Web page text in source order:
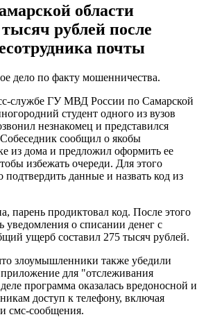
опасность
зона отдыха у воды
"Важно отмечать тех, кто всей душой и
Самарскую область и вносит большой
движения шести автобусов с 8 до 12
транспорт в день матча КС
маршруты дачных автобусов №
в Минпромторге Самарской области
дорожают летом
крышу "заброшки" 7 августа
порядок размещения эмблем
в избирательных бюллетенях
области
рублей после
почты
дело по факту мошенничества.
ГУ МВД России по Самарской
студент одного из вузов
незнакомец и представился
сообщил о якобы
из дома и предложил оформить ее
избежать очереди. Для этого
данные и назвать код из
парень продиктовал код. После этого
уведомления о списании денег с
ущерб составил 275 тысяч рублей.
злоумышленники также убедили
приложение для "отслеживания
программа оказалась вредоносной и
доступ к телефону, включая
смс-сообщения.